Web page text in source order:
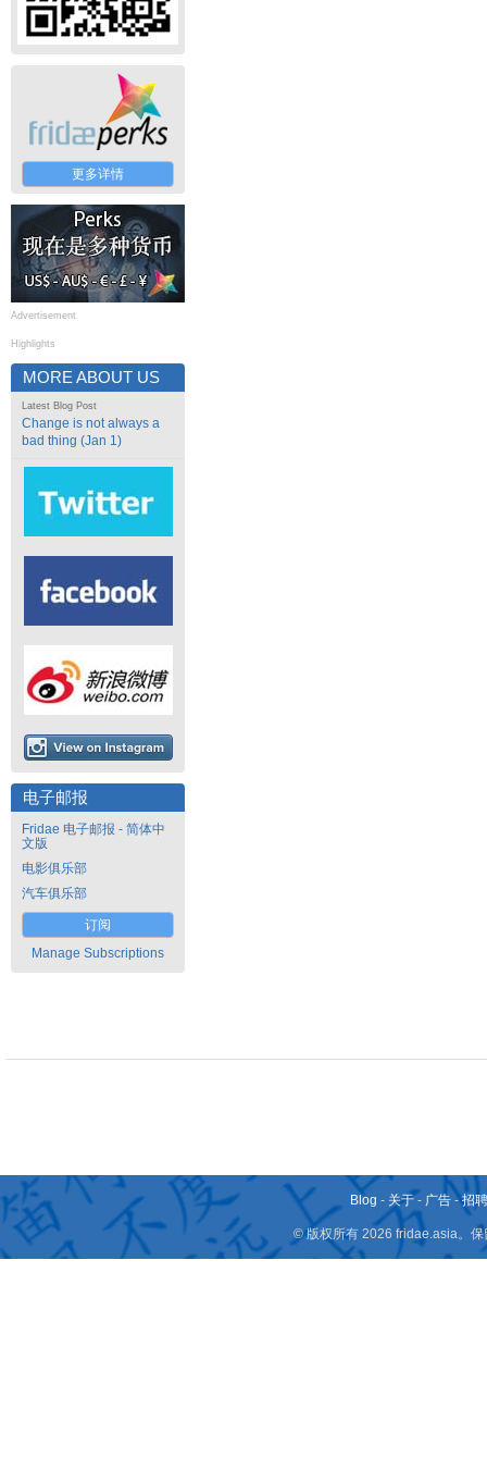
更多详情
Advertisement
Highlights
MORE ABOUT US
Latest Blog Post
Change is not always a
bad thing (Jan 1)
电子邮报
Fridae 电子邮报 - 简体中
文版
电影俱乐部
汽车俱乐部
订阅
Manage Subscriptions
Blog - 关于 - 广告 -招
© 版权所有 2026 fridae.asia。